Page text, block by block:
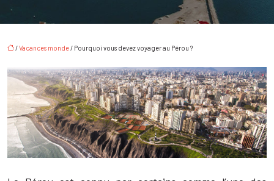
/Vacances monde/ Pourquoi vous devez voyager au Pérou ?